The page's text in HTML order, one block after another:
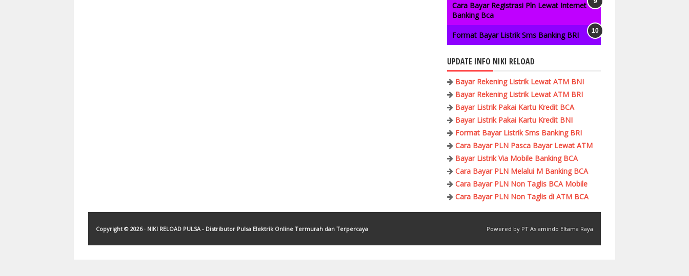
Cara Bayar Registrasi Pln Lewat Internet
Banking Bca
Format Bayar Listrik Sms Banking BRI
UPDATE INFO NIKI RELOAD
Bayar Rekening Listrik Lewat ATM BNI
Bayar Rekening Listrik Lewat ATM BRI
Bayar Listrik Pakai Kartu Kredit BCA
Bayar Listrik Pakai Kartu Kredit BNI
Format Bayar Listrik Sms Banking BRI
Cara Bayar PLN Pasca Bayar Lewat ATM
Bayar Listrik Via Mobile Banking BCA
Cara Bayar PLN Melalui M Banking BCA
Cara Bayar PLN Non Taglis BCA Mobile
Cara Bayar PLN Non Taglis di ATM BCA
Copyright © 2026 · NIKI RELOAD PULSA - Distributor Pulsa Elektrik Online Termurah dan Terpercaya Powered by PT Aslamindo Eltama Raya